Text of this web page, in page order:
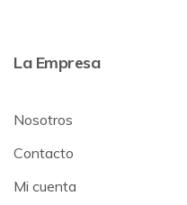
La Empresa
Nosotros
Contacto
Mi cuenta